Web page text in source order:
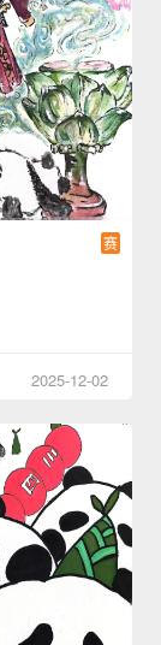
赛
2025-12-02